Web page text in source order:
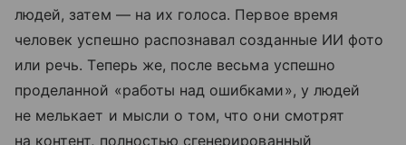
людей, затем — на их голоса. Первое время
человек успешно распознавал созданные ИИ фото
или речь. Теперь же, после весьма успешно
проделанной «работы над ошибками», у людей
не мелькает и мысли о том, что они смотрят
на контент, полностью сгенерированный